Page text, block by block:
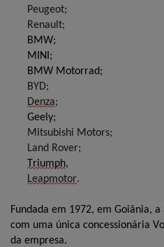
Peugeot;
Renault;
BMW;
MINI;
BMW Motorrad;
BYD;
Denza;
Geely;
Mitsubishi Motors;
Land Rover;
Triumph,
Leapmotor.
Fundada em 1972, em Goiânia,
com uma única concessionária
da empresa.